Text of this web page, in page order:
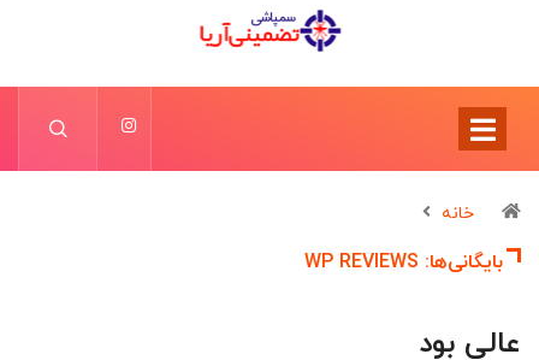
خانه
بایگانی‌ها: WP REVIEWS
عالی بود